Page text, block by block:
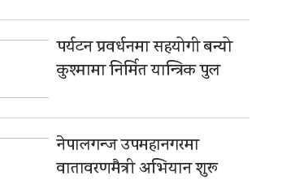
पर्यटन प्रवर्धनमा सहयोगी बन्यो
कुश्मामा निर्मित यान्त्रिक पुल
नेपालगन्ज उपमहानगरमा
वातावरणमैत्री अभियान शुरू